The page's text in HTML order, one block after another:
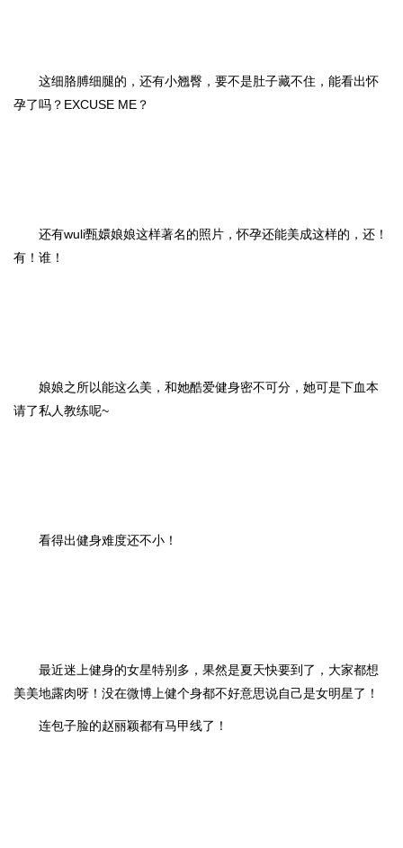
这细胳膊细腿的，还有小翘臀，要不是肚子藏不住，能看出怀
孕了吗？EXCUSE ME？
还有wuli甄嬛娘娘这样著名的照片，怀孕还能美成这样的，还！
有！谁！
娘娘之所以能这么美，和她酷爱健身密不可分，她可是下血本
请了私人教练呢~
看得出健身难度还不小！
最近迷上健身的女星特别多，果然是夏天快要到了，大家都想
美美地露肉呀！没在微博上健个身都不好意思说自己是女明星了！
连包子脸的赵丽颖都有马甲线了！